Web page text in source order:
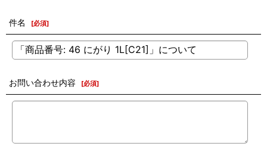
件名 [必須]
お問い合わせ内容 [必須]